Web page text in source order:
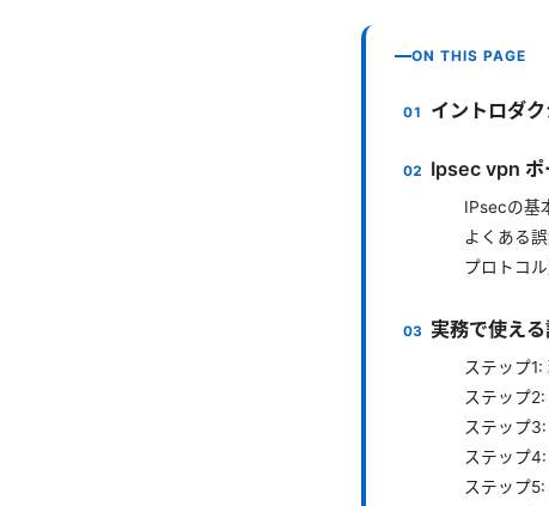
ON THIS PAGE
イントロダク
Ipsec vpn ポ
IPsecの基
よくある
プロトコ
実務で使え
ステップ
ステップ
ステップ
ステップ
ステップ